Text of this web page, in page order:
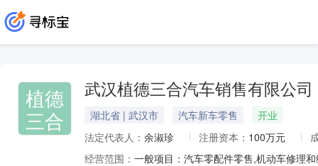
植德
三合
武汉植德三合汽车销售有限公司
湖北省 | 武汉市 汽车新车零售
开业
法定代表人： 余淑珍 注册资本： 100万元
经营范围：